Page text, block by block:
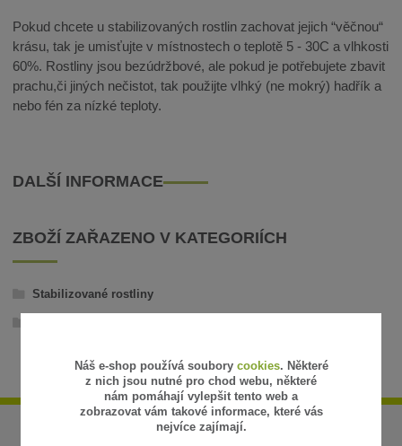
Pokud chcete u stabilizovaných rostlin zachovat jejich “věčnou“
krásu, tak je umisťujte v místnostech o teplotě 5 - 30C a vlhkosti
60%. Rostliny jsou bezúdržbové, ale pokud je potřebujete zbavit
prachu,či jiných nečistot, tak použijte vlhký (ne mokrý) hadřík a
nebo fén za nízké teploty.
DALŠÍ INFORMACE
ZBOŽÍ ZAŘAZENO V KATEGORIÍCH
Stabilizované rostliny
Náš e-shop používá soubory cookies. Některé
z nich jsou nutné pro chod webu, některé
nám pomáhají vylepšit tento web a
zobrazovat vám takové informace, které vás
nejvíce zajímají.